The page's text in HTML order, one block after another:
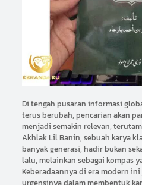
Di tengah pusaran informasi
terus berubah, pencarian akan
menjadi semakin relevan,
Akhlak Lil Banin, sebuah karya
banyak generasi, hadir bukan
lalu, melainkan sebagai kompas
Keberadaannya di era modern